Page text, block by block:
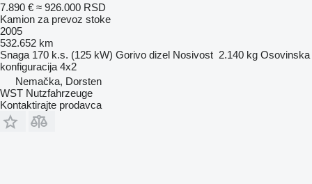
7.890 € ≈ 926.000 RSD
Kamion za prevoz stoke
2005
532.652 km
Snaga 170 k.s. (125 kW) Gorivo dizel Nosivost 2.140 kg Osovinska
konfiguracija 4x2
Nemačka, Dorsten
WST Nutzfahrzeuge
Kontaktirajte prodavca